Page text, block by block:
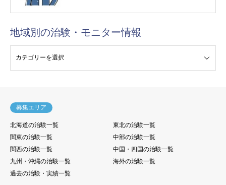
地域別の治験・モニター情報
募集エリア
北海道の治験一覧
東北の治験一覧
関東の治験一覧
中部の治験一覧
関西の治験一覧
中国・四国の治験一覧
九州・沖縄の治験一覧
海外の治験一覧
過去の治験・実績一覧